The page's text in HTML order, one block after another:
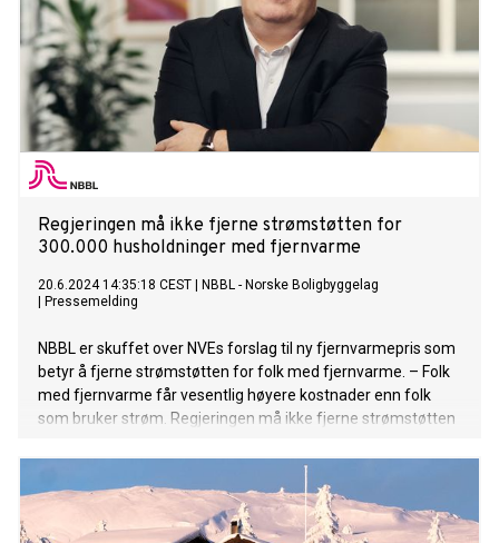
Regjeringen må ikke fjerne strømstøtten for
300.000 husholdninger med fjernvarme
20.6.2024 14:35:18 CEST
NBBL - Norske Boligbyggelag
Pressemelding
NBBL er skuffet over NVEs forslag til ny fjernvarmepris som
betyr å fjerne strømstøtten for folk med fjernvarme. – Folk
med fjernvarme får vesentlig høyere kostnader enn folk
som bruker strøm. Regjeringen må ikke fjerne strømstøtten
Fredriksen, administrerende direktør i NBBL.